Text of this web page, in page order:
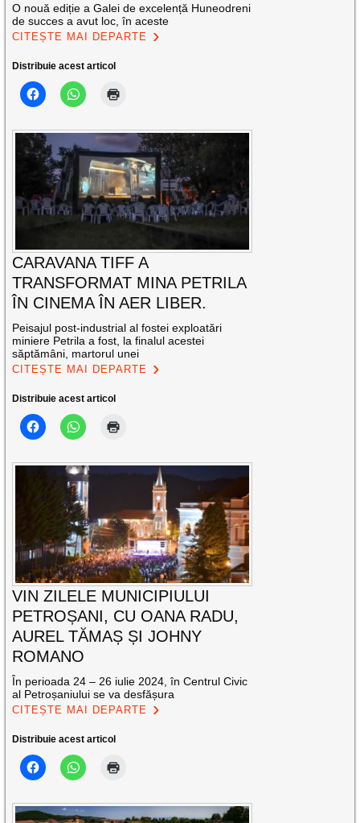
O nouă ediție a Galei de excelență Huneodreni
de succes a avut loc, în aceste
CITEȘTE MAI DEPARTE
Distribuie acest articol
CARAVANA TIFF A
TRANSFORMAT MINA PETRILA
ÎN CINEMA ÎN AER LIBER.
Peisajul post-industrial al fostei exploatări
miniere Petrila a fost, la finalul acestei
săptămâni, martorul unei
CITEȘTE MAI DEPARTE
Distribuie acest articol
VIN ZILELE MUNICIPIULUI
PETROȘANI, CU OANA RADU,
AUREL TĂMAȘ ȘI JOHNY
ROMANO
În perioada 24 – 26 iulie 2024, în Centrul Civic
al Petroșaniului se va desfășura
CITEȘTE MAI DEPARTE
Distribuie acest articol